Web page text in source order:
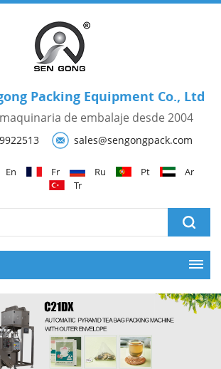
Packing Equipment Co., Ltd
de embalaje desde 2004
sales@sengongpack.com
En Fr Ru Pt
Ar
Tr